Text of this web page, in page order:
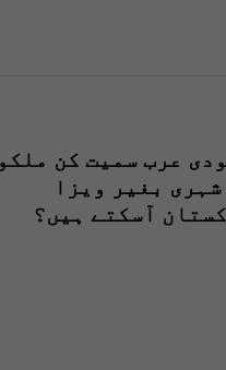
عرب سمیت کن
شہری بغیر ویزا
آسکتے ہیں؟